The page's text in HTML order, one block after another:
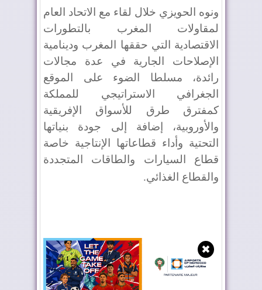
ونوه الحويزي خلال لقاء مع الاتحاد العام
لمقاولات المغرب بالتطورات
الاقتصادية التي حققها المغرب ودينامية
الإصلاحات الجارية في عدة مجالات
رائدة، مسلطا الضوء على الموقع
الجغرافي الاستراتيجي للمملكة
كمفترق طرق للأسواق الإفريقية
والأوروبية، إضافة إلى جودة بنياتها
التحتية وأداء قطاعاتها الإنتاجية خاصة
قطاع السيارات والطاقات المتجددة
والقطاع الغذائي.
✖